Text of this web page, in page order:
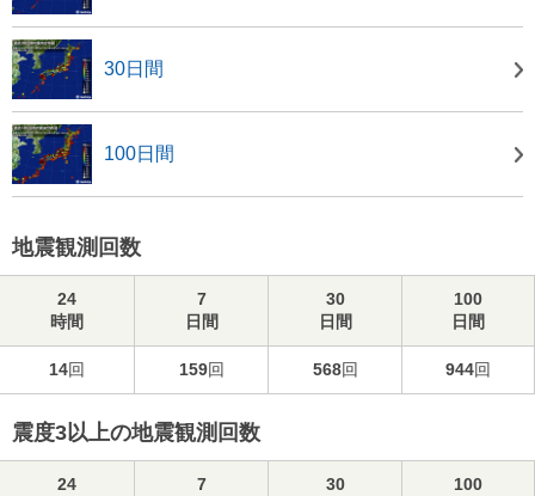
30日間
100日間
地震観測回数
24
時間
7
日間
30
日間
100
日間
14回 159回 568回 944回
震度3以上の地震観測回数
24
7
30
100